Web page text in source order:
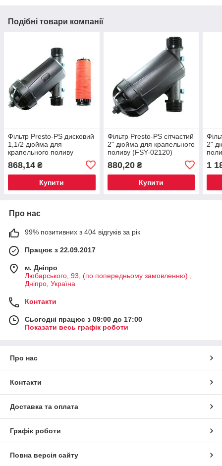
Подібні товари компанії
Фільтр Presto-PS дисковий
1,1/2 дюйма для
крапельного поливу
868,14 ₴
Купити
Фільтр Presto-PS сітчастий
2" дюйма для крапельного
поливу (FSY-02120)
880,20₴
Купити
2"
1
Про нас
99% позитивних з 404 відгуків за рік
Працює з 22.09.2017
м. Дніпро
Любарського, 93, (по попередньому замовленню) ,
Дніпро, Україна
Контакти
Сьогодні працює з 09:00 до 17:00
Показати весь графік роботи
Про нас
Контакти
Доставка та оплата
Графік роботи
Повна версія сайту